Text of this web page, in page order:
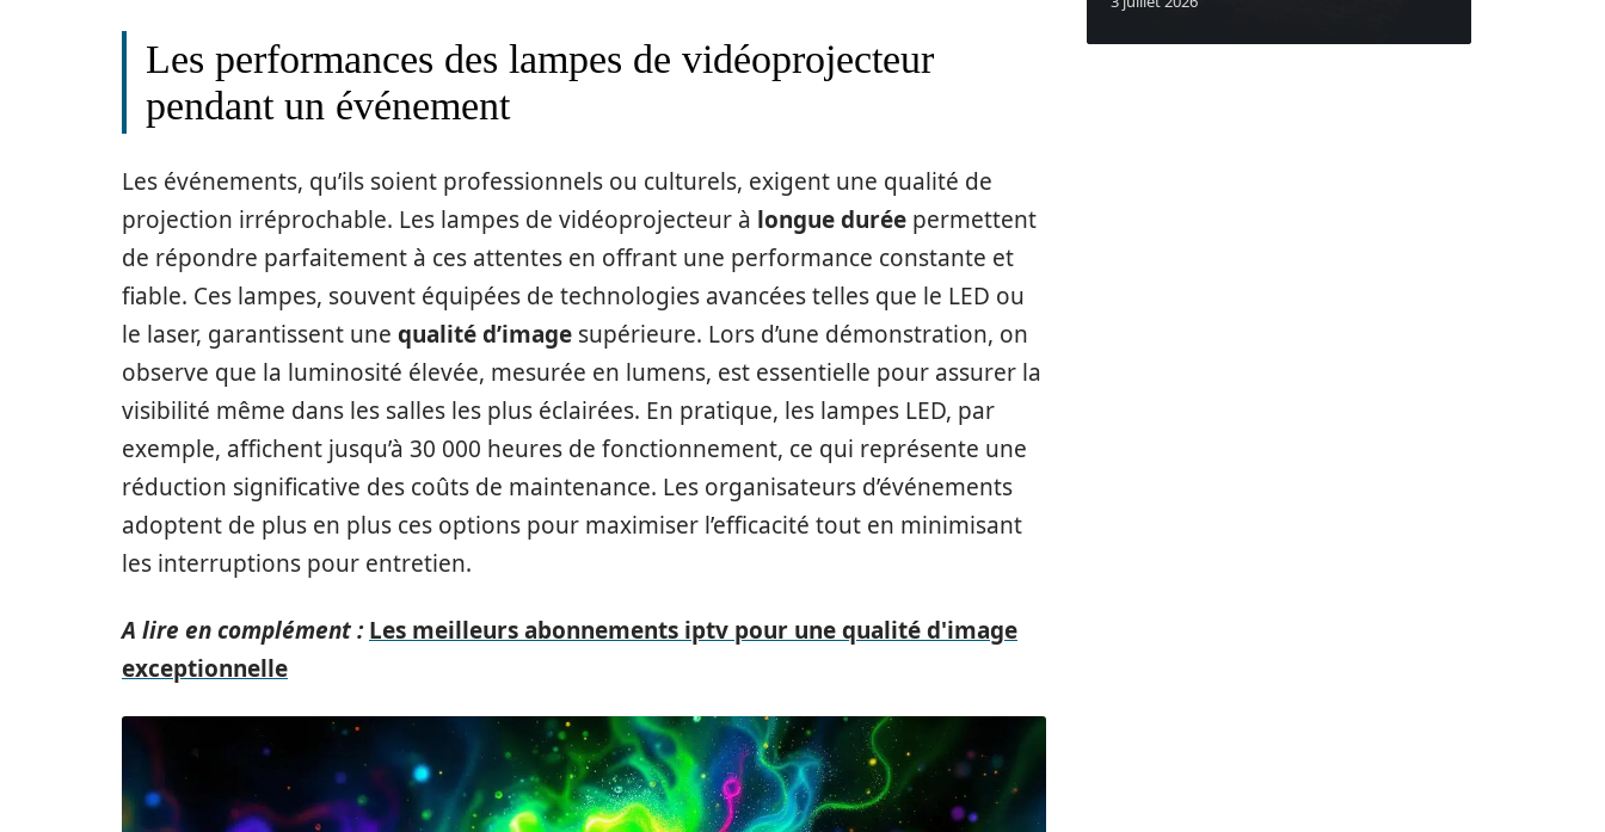
Les performances des lampes de vidéoprojecteur
pendant un événement
Les événements, qu’ils soient professionnels ou culturels, exigent une qualité de
projection irréprochable. Les lampes de vidéoprojecteur à longue durée permettent
de répondre parfaitement à ces attentes en offrant une performance constante et
fiable. Ces lampes, souvent équipées de technologies avancées telles que le LED ou
le laser, garantissent une qualité d’image supérieure. Lors d’une démonstration, on
observe que la luminosité élevée, mesurée en lumens, est essentielle pour assurer la
visibilité même dans les salles les plus éclairées. En pratique, les lampes LED, par
exemple, affichent jusqu’à 30 000 heures de fonctionnement, ce qui représente une
réduction significative des coûts de maintenance. Les organisateurs d’événements
adoptent de plus en plus ces options pour maximiser l’efficacité tout en minimisant
les interruptions pour entretien.
A lire en complément : Les meilleurs abonnements iptv pour une qualité d'image
exceptionnelle